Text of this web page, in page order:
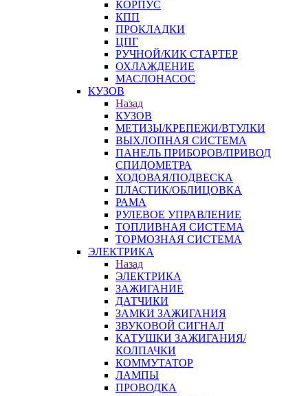
КОРПУС
КПП
ПРОКЛАДКИ
ЦПГ
РУЧНОЙ/КИК СТАРТЕР
ОХЛАЖДЕНИЕ
МАСЛОНАСОС
КУЗОВ
Назад
КУЗОВ
МЕТИЗЫ/КРЕПЕЖИ/ВТУЛКИ
ВЫХЛОПНАЯ СИСТЕМА
ПАНЕЛЬ ПРИБОРОВ/ПРИВОД
СПИДОМЕТРА
ХОДОВАЯ/ПОДВЕСКА
ПЛАСТИК/ОБЛИЦОВКА
РАМА
РУЛЕВОЕ УПРАВЛЕНИЕ
ТОПЛИВНАЯ СИСТЕМА
ТОРМОЗНАЯ СИСТЕМА
ЭЛЕКТРИКА
Назад
ЭЛЕКТРИКА
ЗАЖИГАНИЕ
ДАТЧИКИ
ЗАМКИ ЗАЖИГАНИЯ
ЗВУКОВОЙ СИГНАЛ
КАТУШКИ ЗАЖИГАНИЯ/
КОЛПАЧКИ
КОММУТАТОР
ЛАМПЫ
ПРОВОДКА